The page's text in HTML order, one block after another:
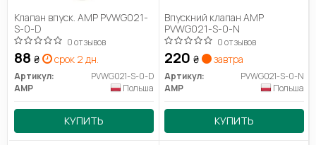
Клапан впуск. AMP PVWG021-
S-0-D
0 отзывов
88 ₴ срок 2 дн.
Артикул:
PVWG021-S-0-D
AMP
Польша
КУПИТЬ
Впускний клапан AMP
PVWG021-S-0-N
0 отзывов
220 ₴ завтра
Артикул:
PVWG021-S-0-N
AMP
Польша
КУПИТЬ